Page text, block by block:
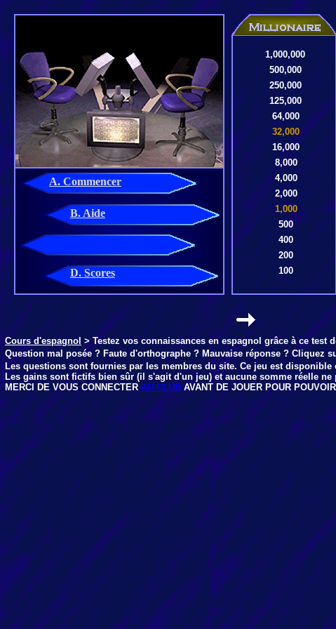
A. Commencer
B. Aide
D. Scores
1,000,000
500,000
250,000
125,000
64,000
32,000
16,000
8,000
4,000
2,000
1,000
500
400
200
100
Cours d'espagnol > Testez vos connaissances en espagnol grâce à ce test
Question mal posée ? Faute d'orthographe ? Mauvaise réponse ? Cliquez
Les questions sont fournies par les membres du site. Ce jeu est disponible
Les gains sont fictifs bien sûr (il s'agit d'un jeu) et aucune somme réelle ne
MERCI DE VOUS CONNECTERAU CLUBAVANT DE JOUER POUR